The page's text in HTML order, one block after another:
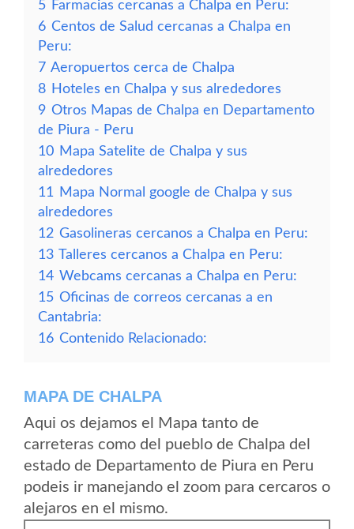
5 Farmacias cercanas a Chalpa en Peru:
6 Centos de Salud cercanas a Chalpa en
Peru:
7 Aeropuertos cerca de Chalpa
8 Hoteles en Chalpa y sus alrededores
9 Otros Mapas de Chalpa en Departamento
de Piura - Peru
10 Mapa Satelite de Chalpa y sus
alrededores
11
Mapa Normal google de Chalpa y sus
alrededores
12 Gasolineras cercanos a Chalpa en Peru:
13 Talleres cercanos a Chalpa en Peru:
14 Webcams cercanas a Chalpa en Peru:
15 Oficinas de correos cercanas a en
Cantabria:
16 Contenido Relacionado:
MAPA DE CHALPA
Aqui os dejamos el Mapa tanto de
carreteras como del pueblo de Chalpa del
estado de Departamento de Piura en Peru
podeis ir manejando el zoom para cercaros o
alejaros en el mismo.